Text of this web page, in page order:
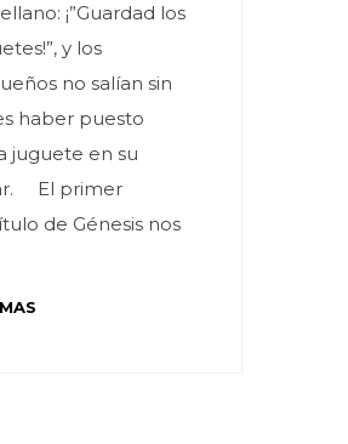
¡”Guardad los
y los
no salían sin
haber puesto
juguete en su
El primer
de Génesis nos